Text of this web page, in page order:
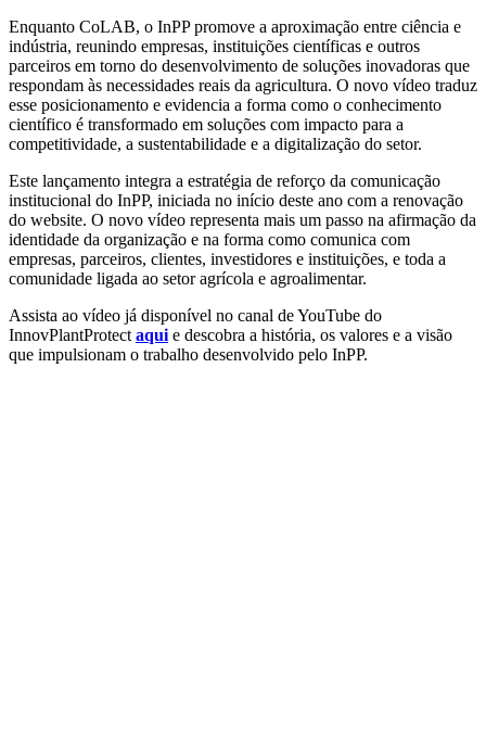
Enquanto CoLAB, o InPP promove a aproximação entre ciência e
indústria, reunindo empresas, instituições científicas e outros
parceiros em torno do desenvolvimento de soluções inovadoras que
respondam às necessidades reais da agricultura. O novo vídeo traduz
esse posicionamento e evidencia a forma como o conhecimento
científico é transformado em soluções com impacto para a
competitividade, a sustentabilidade e a digitalização do setor.
Este lançamento integra a estratégia de reforço da comunicação
institucional do InPP, iniciada no início deste ano com a renovação
do website. O novo vídeo representa mais um passo na afirmação da
identidade da organização e na forma como comunica com
empresas, parceiros, clientes, investidores e instituições, e toda a
comunidade ligada ao setor agrícola e agroalimentar.
Assista ao vídeo já disponível no canal de YouTube do
InnovPlantProtect aqui e descobra a história, os valores e a visão
que impulsionam o trabalho desenvolvido pelo InPP.